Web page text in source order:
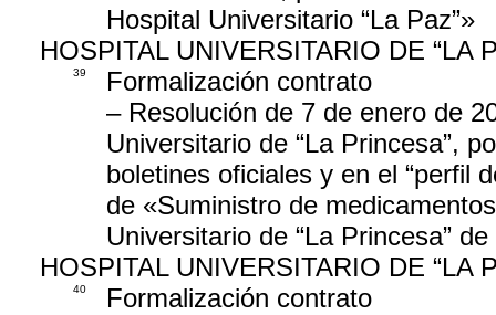
Hospital Universitario “La Paz”»
HOSPITAL UNIVERSITARIO DE “LA
39
Formalización contrato
– Resolución de 7 de enero de
Universitario de “La Princesa”,
boletines oficiales y en el “perfil
de «Suministro de
Universitario de “La Princesa”
HOSPITAL UNIVERSITARIO DE “LA
40
Formalización contrato